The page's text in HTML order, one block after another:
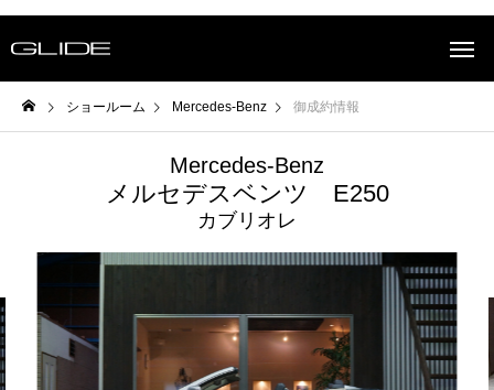
ショールーム Mercedes-Benz 御成約情報
Mercedes-Benz
メルセデスベンツ E250
カブリオレ